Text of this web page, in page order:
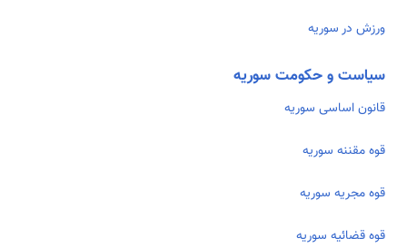
ورزش در سوریه
سیاست و حکومت سوریه
قانون اساسی سوریه
قوه مقننه سوریه
قوه مجریه سوریه
قوه قضائیه سوریه